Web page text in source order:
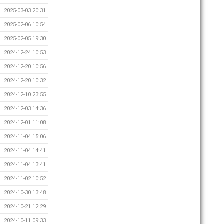
2025-03-03 20:31
2025-02-06 10:54
2025-02-05 19:30
2024-12-24 10:53
2024-12-20 10:56
2024-12-20 10:32
2024-12-10 23:55
2024-12-03 14:36
2024-12-01 11:08
2024-11-04 15:06
2024-11-04 14:41
2024-11-04 13:41
2024-11-02 10:52
2024-10-30 13:48
2024-10-21 12:29
2024-10-11 09:33